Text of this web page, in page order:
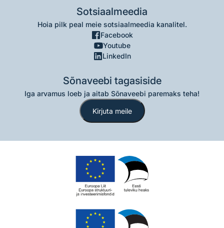
Sotsiaalmeedia
Hoia pilk peal meie sotsiaalmeedia kanalitel.
Facebook
Youtube
LinkedIn
Sõnaveebi tagasiside
Iga arvamus loeb ja aitab Sõnaveebi paremaks teha!
Kirjuta meile